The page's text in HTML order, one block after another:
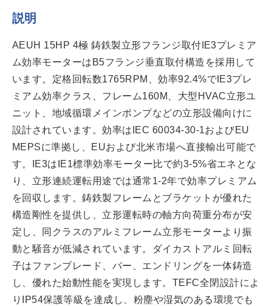
説明
AEUH 15HP 4極 鋳鉄製立形フランジ取付IE3プレミア
ム効率モーターはB5フランジ垂直取付構造を採用して
います。定格回転数1765RPM、効率92.4%でIE3プレ
ミアム効率クラス、フレーム160M、大型HVAC立形ユ
ニット、地域循環メインポンプなどの立形設備向けに
設計されています。効率はIEC 60034-30-1およびEU
MEPSに準拠し、EUおよび北米市場へ直接輸出可能で
す。IE3はIE1標準効率モーター比で約3-5%省エネとな
り、立形連続運転用途では通常1-2年で効率プレミアム
を回収します。鋳鉄製フレームとブラケットが優れた
構造剛性を提供し、立形運転時の軸方向荷重分布が安
定し、同クラスのアルミフレーム立形モーターより振
動と騒音が低減されています。ダイカストアルミ回転
子はファンブレード、バー、エンドリングを一体鋳造
し、優れた始動性能を実現します。TEFC全閉設計によ
りIP54保護等級を達成し、粉塵や湿気のある環境でも